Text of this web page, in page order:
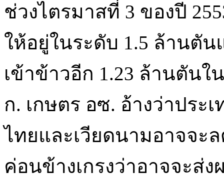
ช่วงไตรมาสที่ 3 ของปี
ให้อยู่ในระดับ 1.5 ล้านตัน
เข้าข้าวอีก 1.23 ล้านตัน
ก. เกษตร อซ. อ้างว่าประ
ไทยและเวียดนามอาจจะ
ค่อนข้างเกรงว่าอาจจะส่